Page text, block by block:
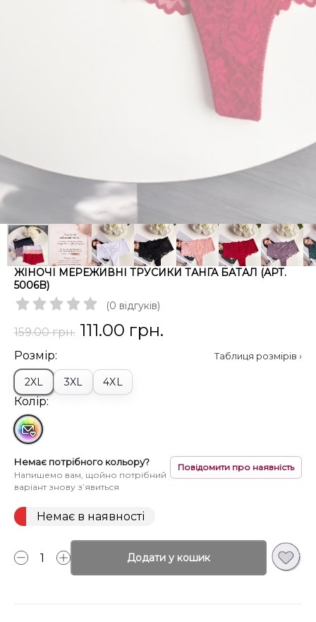
ЖІНОЧІ МЕРЕЖИВНІ ТРУСИКИ ТАНГА БАТАЛ (АРТ.
5006B)
(0 відгуків)
159.00 грн. 111.00 грн.
Розмір: Таблиця розмірів ›
2XL 3XL 4XL
Колір:
Немає потрібного кольору?
Напишемо вам, щойно потрібний
варіант знову з’явиться
Повідомити про наявність
Немає в наявності
Додати у кошик